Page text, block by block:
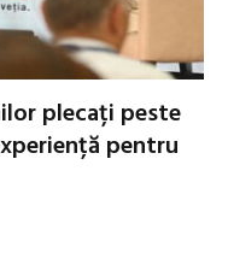
plecați peste
pentru